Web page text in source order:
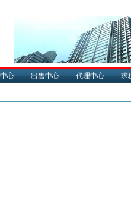
心 出售中心 代理中心 求